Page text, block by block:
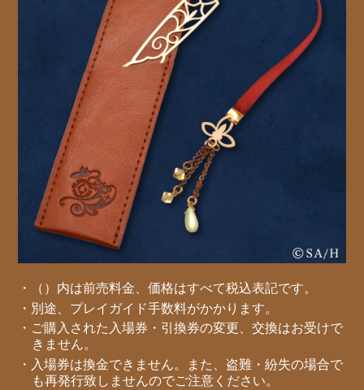
・（）内は前売料金、価格はすべて税込表記です。
・別途、プレイガイド手数料がかかります。
・ご購入された入場券・引換券の変更、交換はお受けで
きません。
・入場券は換金できません。また、盗難・紛失の場合で
も再発行致しませんのでご注意ください。